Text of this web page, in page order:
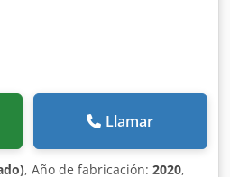
Llamar
, Año de fabricación: 2020,